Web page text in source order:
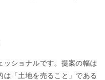
ッショナルです。提案の幅は
は「土地を売ること」である